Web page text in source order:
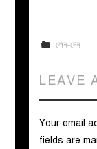
লেন-দেন
LEAVE
Your email
fields are